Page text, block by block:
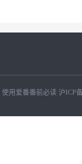
使用爱番番前必读 沪ICP